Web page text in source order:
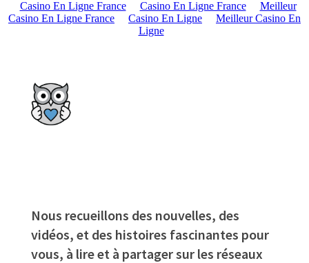
Casino En Ligne France Casino En Ligne France
Meilleur
Casino En Ligne France
Casino En Ligne
Meilleur Casino En
Ligne
Nous recueillons des nouvelles, des
vidéos, et des histoires fascinantes pour
vous, à lire et à partager sur les réseaux